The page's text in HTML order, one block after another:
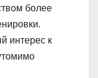
более
интерес к